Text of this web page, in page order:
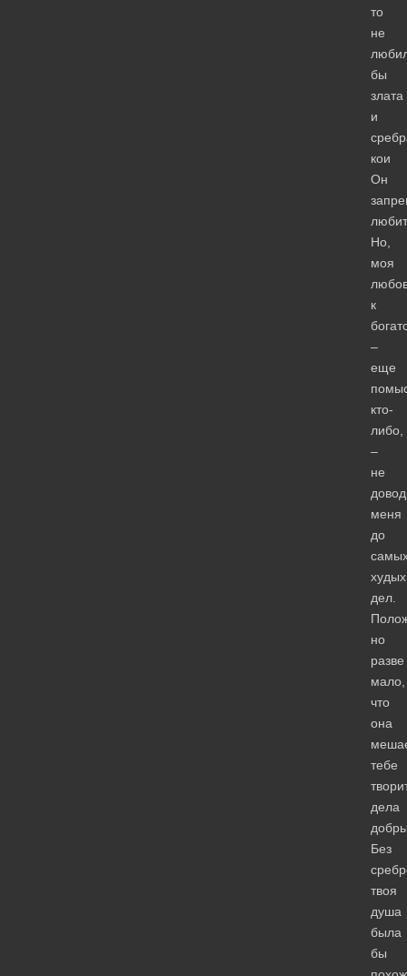
то
не
бы
злата
и
кои
Он
Но,
моя
к
–
еще
кто-
либо,
–
не
меня
до
худых
дел.
но
разве
мало,
что
она
тебе
дела
Без
твоя
душа
была
бы